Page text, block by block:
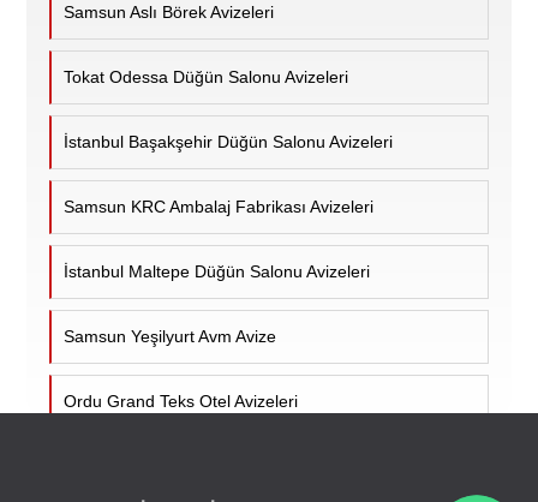
Samsun Aslı Börek Avizeleri
Tokat Odessa Düğün Salonu Avizeleri
İstanbul Başakşehir Düğün Salonu Avizeleri
Samsun KRC Ambalaj Fabrikası Avizeleri
İstanbul Maltepe Düğün Salonu Avizeleri
Samsun Yeşilyurt Avm Avize
Ordu Grand Teks Otel Avizeleri